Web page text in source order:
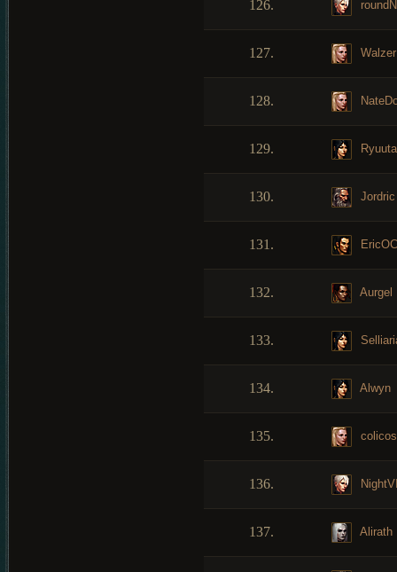
126.
127. Walzer
128.
129.
130. Jordric
131.
132. Aurgel
133.
134. Alwyn
135. colicos
136.
137. Alirath